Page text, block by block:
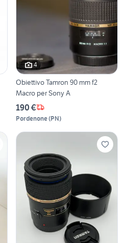
4
Obiettivo Tamron 90 mm f2
Macro per Sony A
190 €
Pordenone(PN)